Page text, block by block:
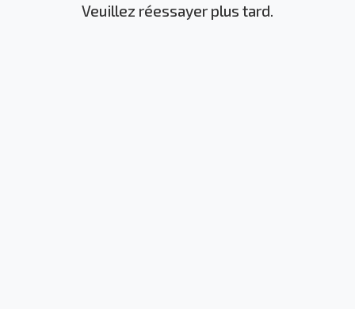
Veuillez réessayer plus tard.